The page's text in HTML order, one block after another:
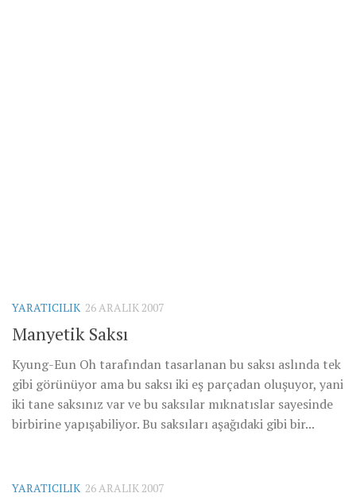
YARATICILIK 26 ARALIK 2007
Manyetik Saksı
Kyung-Eun Oh tarafından tasarlanan bu saksı aslında tek
gibi görünüyor ama bu saksı iki eş parçadan oluşuyor, yani
iki tane saksınız var ve bu saksılar mıknatıslar sayesinde
birbirine yapışabiliyor. Bu saksıları aşağıdaki gibi bir...
YARATICILIK 26 ARALIK 2007